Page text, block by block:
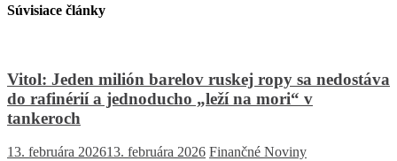
Súvisiace články
Vitol: Jeden milión barelov ruskej ropy sa nedostáva
do rafinérií a jednoducho „leží na mori“ v
tankeroch
13. februára 202613. februára 2026 Finančné Noviny